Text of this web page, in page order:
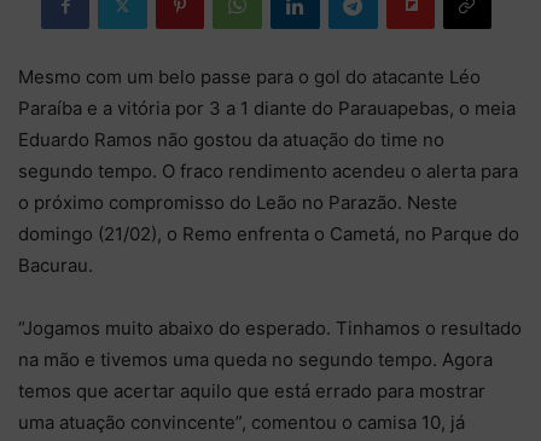
Mesmo com um belo passe para o gol do atacante Léo
Paraíba e a vitória por 3 a 1 diante do Parauapebas, o meia
Eduardo Ramos não gostou da atuação do time no
segundo tempo. O fraco rendimento acendeu o alerta para
o próximo compromisso do Leão no Parazão. Neste
domingo (21/02), o Remo enfrenta o Cametá, no Parque do
Bacurau.
“Jogamos muito abaixo do esperado. Tinhamos o resultado
na mão e tivemos uma queda no segundo tempo. Agora
temos que acertar aquilo que está errado para mostrar
uma atuação convincente”, comentou o camisa 10, já